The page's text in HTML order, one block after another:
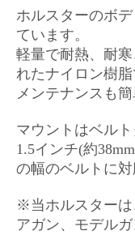
ホルスターのボデ
ています。
軽量で耐熱、耐
れたナイロン樹脂
メンテナンスも簡
マウントはベル
1.5インチ(約
の幅のベルトに対
※当ホルスターは
アガン、モデル